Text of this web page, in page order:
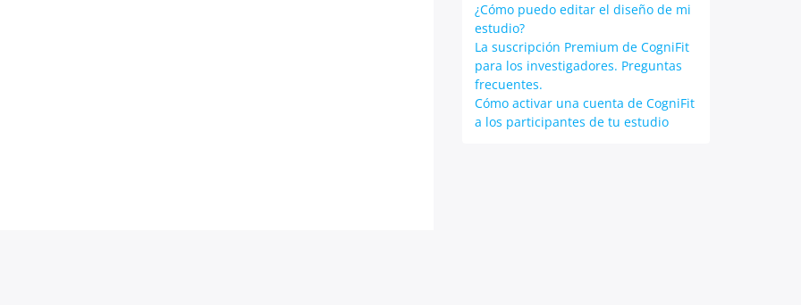
¿Cómo puedo editar el diseño de mi
estudio?
La suscripción Premium de CogniFit
para los investigadores. Preguntas
frecuentes.
Cómo activar una cuenta de CogniFit
a los participantes de tu estudio